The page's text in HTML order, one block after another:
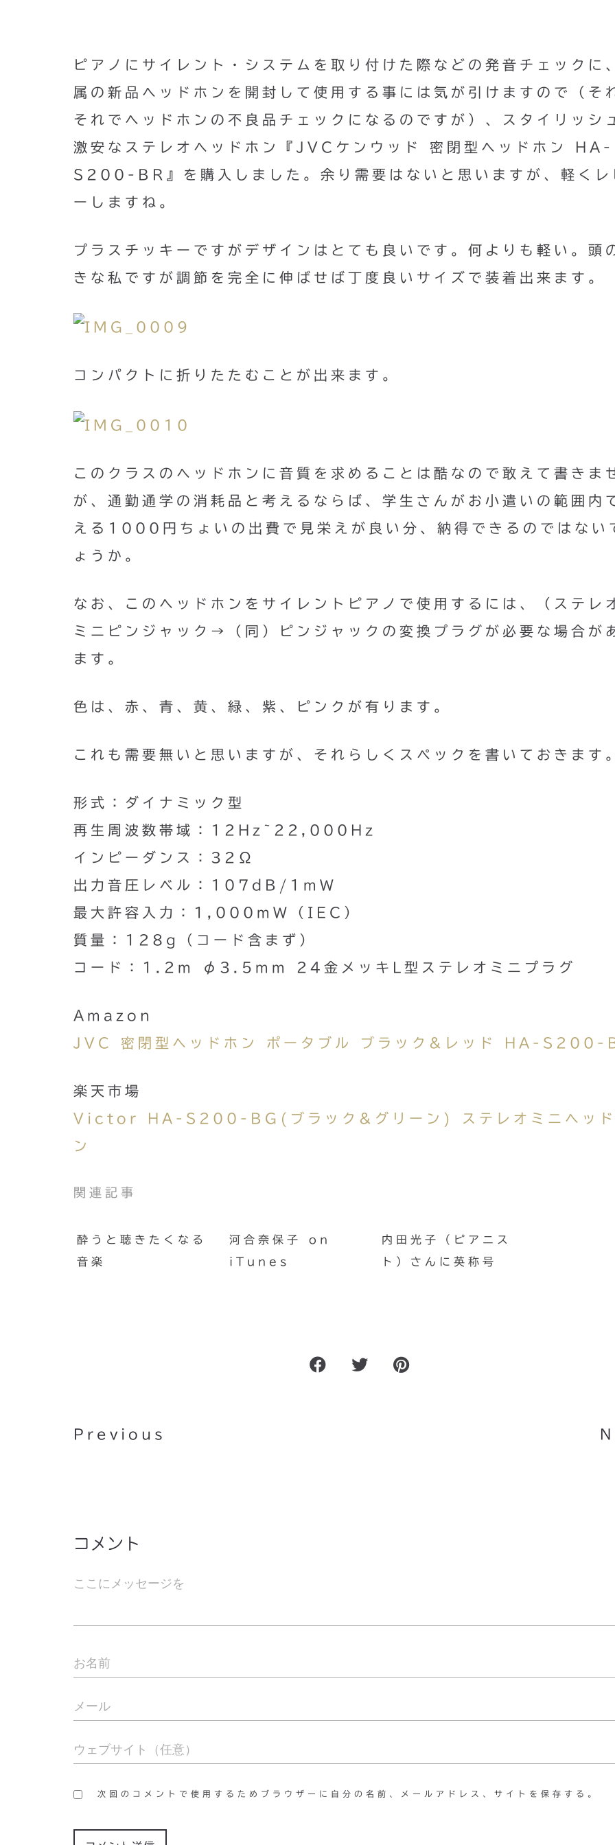
ピアノにサイレント・システムを取り付けた際などの発音チェックに
属の新品ヘッドホンを開封して使用する事には気が引けますので（そ
それでヘッドホンの不良品チェックになるのですが）、スタイリッシ
激安なステレオヘッドホン『JVCケンウッド 密閉型ヘッドホン HA-
S200-BR』を購入しました。余り需要はないと思いますが、軽くレ
ーしますね。
プラスチッキーですがデザインはとても良いです。何よりも軽い。頭
きな私ですが調節を完全に伸ばせば丁度良いサイズで装着出来ます。
コンパクトに折りたたむことが出来ます。
このクラスのヘッドホンに音質を求めることは酷なので敢えて書きま
が、通勤通学の消耗品と考えるならば、学生さんがお小遣いの範囲内
える1000円ちょいの出費で見栄えが良い分、納得できるのではない
ょうか。
なお、このヘッドホンをサイレントピアノで使用するには、（ステレ
ミニピンジャック→（同）ピンジャックの変換プラグが必要な場合が
ます。
色は、赤、青、黄、緑、紫、ピンクが有ります。
これも需要無いと思いますが、それらしくスペックを書いておきます。
形式：ダイナミック型
再生周波数帯域：12Hz~22,000Hz
インピーダンス：32Ω
出力音圧レベル：107dB/1mW
最大許容入力：1,000mW（IEC）
質量：128g（コード含まず）
コード：1.2m φ3.5mm 24金メッキL型ステレオミニプラグ
Amazon
JVC 密閉型ヘッドホン ポータブル ブラック&レッド HA-S200-
楽天市場
Victor HA-S200-BG(ブラック&グリーン) ステレオミニヘッド
ン
関連記事
酔うと聴きたくなる
音楽
河合奈保子 on
iTunes
内田光子（ピアニス
ト）さんに英称号
Previous
コメント
次回のコメントで使用するためブラウザーに自分の名前、メールアドレス、サイトを保存する。